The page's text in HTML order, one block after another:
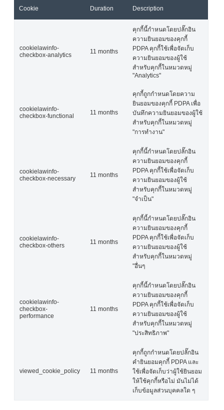
Cookie Duration Description
cookielawinfo-
checkbox-analytics
11 months
คุกกี้นี้กำหนดโดยปลั๊กอิน
ความยินยอมของคุกกี้
PDPA คุกกี้ใช้เพื่อจัดเก็บ
ความยินยอมของผู้ใช้
สำหรับคุกกี้ในหมวดหมู่
"Analytics"
cookielawinfo-
checkbox-functional
11 months
คุกกี้ถูกกำหนดโดยความ
ยินยอมของคุกกี้ PDPA เพื่อ
บันทึกความยินยอมของผู้ใช้
สำหรับคุกกี้ในหมวดหมู่
"การทำงาน"
cookielawinfo-
checkbox-necessary
11 months
คุกกี้นี้กำหนดโดยปลั๊กอิน
ความยินยอมของคุกกี้
PDPA คุกกี้ใช้เพื่อจัดเก็บ
ความยินยอมของผู้ใช้
สำหรับคุกกี้ในหมวดหมู่
"จำเป็น"
cookielawinfo-
checkbox-others
11 months
คุกกี้นี้กำหนดโดยปลั๊กอิน
ความยินยอมของคุกกี้
PDPA คุกกี้ใช้เพื่อจัดเก็บ
ความยินยอมของผู้ใช้
สำหรับคุกกี้ในหมวดหมู่
"อื่นๆ
cookielawinfo-
checkbox-
performance
11 months
คุกกี้นี้กำหนดโดยปลั๊กอิน
ความยินยอมของคุกกี้
PDPA คุกกี้ใช้เพื่อจัดเก็บ
ความยินยอมของผู้ใช้
สำหรับคุกกี้ในหมวดหมู่
"ประสิทธิภาพ"
viewed_cookie_policy 11 months
คุกกี้ถูกกำหนดโดยปลั๊กอิน
คำยินยอมคุกกี้ PDPA และ
ใช้เพื่อจัดเก็บว่าผู้ใช้ยินยอม
ให้ใช้คุกกี้หรือไม่ มันไม่ได้
เก็บข้อมูลส่วนบุคคลใด ๆ